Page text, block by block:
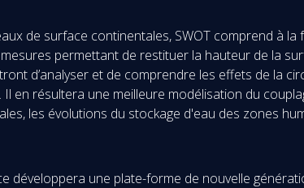
de surface continentales, SWOT comprend à la
permettant de restituer la hauteur de la
d’analyser et de comprendre les effets de la
en résultera une meilleure modélisation du
les évolutions du stockage d'eau des zones
développera une plate-forme de nouvelle